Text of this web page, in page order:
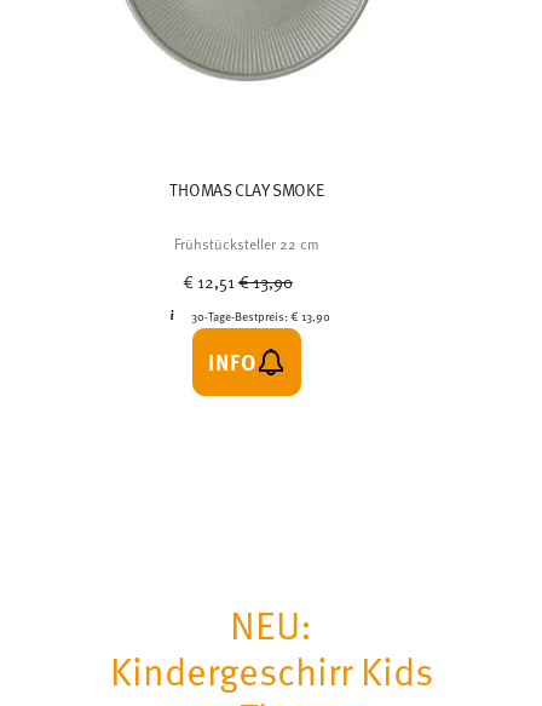
THOMAS CLAY SMOKE
Frühstücksteller 22 cm
€ 12,51 Price reduced from
€ 13,90
30-Tage-Bestpreis: € 13,90
INFO
NEU:
Kindergeschirr Kids